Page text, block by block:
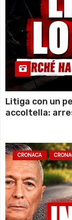
Litiga con un
accoltella:
CRONACA